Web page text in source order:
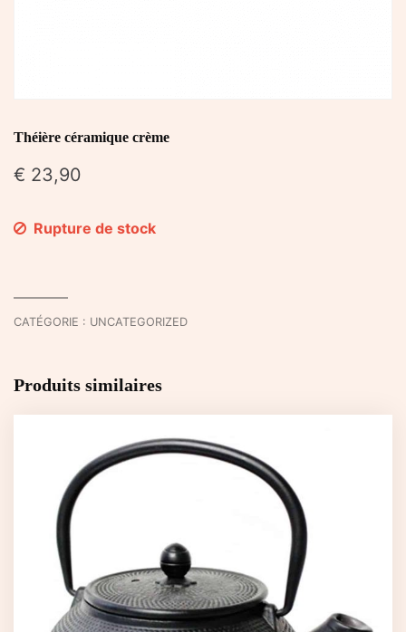
Théière céramique crème
€ 23,90
Rupture de stock
CATÉGORIE : UNCATEGORIZED
Produits similaires